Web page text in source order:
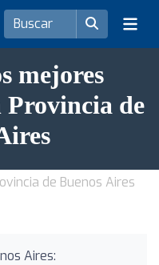
mejores
de
de Buenos Aires
Aires: